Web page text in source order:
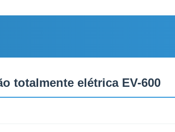
totalmente elétrica EV-600